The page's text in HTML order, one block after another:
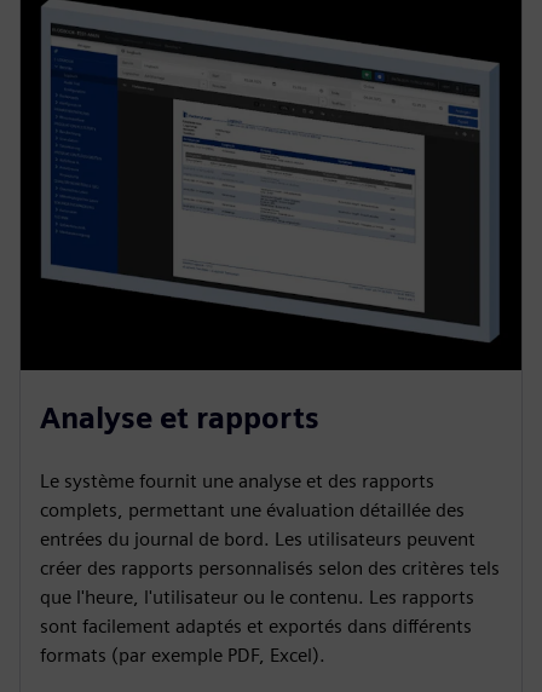
Analyse et rapports
Le système fournit une analyse et des rapports
complets, permettant une évaluation détaillée des
entrées du journal de bord. Les utilisateurs peuvent
créer des rapports personnalisés selon des critères tels
que l'heure, l'utilisateur ou le contenu. Les rapports
sont facilement adaptés et exportés dans différents
formats (par exemple PDF, Excel).